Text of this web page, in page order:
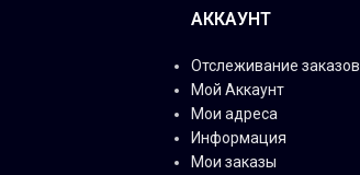
АККАУНТ
Отслеживание заказов
Мой Аккаунт
Мои адреса
Информация
Мои заказы